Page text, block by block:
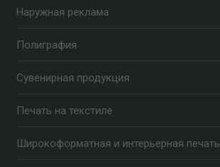
Наружная реклама
Полиграфия
Сувенирная продукция
Печать на текстиле
Широкоформатная и интерьерная печать